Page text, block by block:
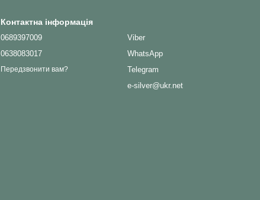
Контактна інформація
0689397009
0638083017
Передзвонити вам?
Viber
WhatsApp
Telegram
e-silver@ukr.net